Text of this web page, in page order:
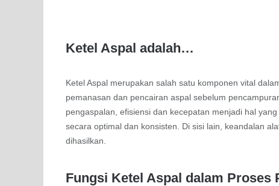
Ketel Aspal adalah…
Ketel Aspal merupakan salah satu komponen vital
pemanasan dan pencairan aspal sebelum
pengaspalan, efisiensi dan kecepatan menjadi hal
secara optimal dan konsisten. Di sisi lain, keandalan
dihasilkan.
Fungsi Ketel Aspal dalam Proses